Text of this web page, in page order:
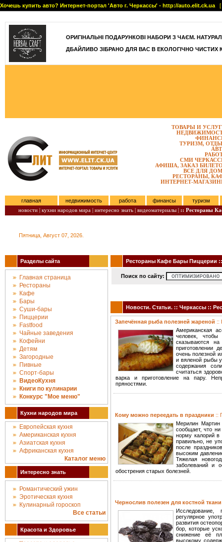
Хочешь купить авто? Интернет-портал 'Авто г. Черкассы' - http://auto.elit.ck.ua [
]
ОРИГІНАЛЬНІ ПОДАРУНКОВІ НАБОРИ З ЧАЄМ.
ДБАЙЛИВО ЗІБРАНО ДЛЯ ВАС В ЕКОЛОГІЧНО ЧИСТИХ
ТОВАРЫ И
ТУРИЗМ,
СМИ
АФИША, ЗАКАЗ
ВСЕ ДЛЯ
РЕСТОРАНЫ,
ИНТЕРНЕТ-
главная недвижимость работа финансы
туризм
новости | кухни народов мира | интересно знать | видеоматериалы | :: Рестораны
Пятница, Август 07, 2026.
Разделы сайта
Главная страница
Рестораны
Кафе
Бары
Суши-бары
Пиццерии
Fastfood
Чайные заведения
Кофейни
Детям
Загородные
Пивные
Спорт-бары
ВидеоКухня
Книги по кулинарии
Конкурc "Мое меню"
Кухни народов мира
Европейская кухня
Американская кухня
Азиатская кухня
Африканская кухня
Каталог меню
Интересно знать
Романтический ужин
Эротическая кухня
Кулинарный гороскоп
Все статьи
Красота и Здоровье
Рестораны Кафе Бары Пиццерии ::
Поиск по сайту:
Новости. Статьи. :: Черкассы ::
Запечённая рыба полезней жареной ::
Американская
человек,
сказываются
приготовлении
очень полезной
и вяленой рыбы
содержания
считаться
варка и приготовление на пару.
пряностями.
Кому можно переедать в праздники ::
Мерилин Мартин
сообщает, что
норму калорий в
правильно, не
после
высоким
Тяжелая
заболеваний и
обострения старых болезней.
Чернослив полезен для костной
Исследование,
регулярное
развития
бор, которые
снижение её
высокому